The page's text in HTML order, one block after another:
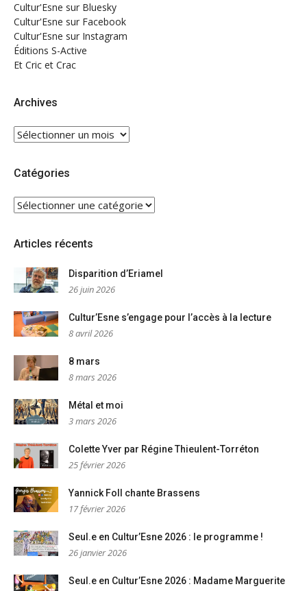
Cultur'Esne sur Bluesky
Cultur'Esne sur Facebook
Cultur'Esne sur Instagram
Éditions S-Active
Et Cric et Crac
Archives
Archives
Catégories
CATÉGORIES
Articles récents
Disparition d’Eriamel
26 juin 2026
Cultur’Esne s’engage pour l’accès à la lecture
8 avril 2026
8 mars
8 mars 2026
Métal et moi
3 mars 2026
Colette Yver par Régine Thieulent-Torréton
25 février 2026
Yannick Foll chante Brassens
17 février 2026
Seul.e en Cultur’Esne 2026 : le programme !
26 janvier 2026
Seul.e en Cultur’Esne 2026 : Madame Marguerite